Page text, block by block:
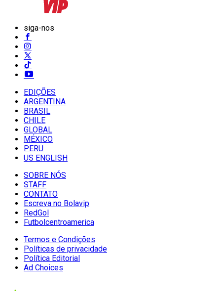
siga-nos
EDIÇÕES
ARGENTINA
BRASIL
CHILE
GLOBAL
MÉXICO
PERU
US ENGLISH
SOBRE NÓS
STAFF
CONTATO
Escreva no Bolavip
RedGol
Futbolcentroamerica
Termos e Condições
Políticas de privacidade
Política Editorial
Ad Choices